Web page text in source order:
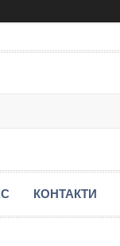
КОНТАКТИ